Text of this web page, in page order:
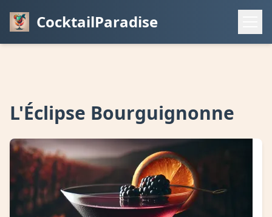
CocktailParadise
L'Éclipse Bourguignonne